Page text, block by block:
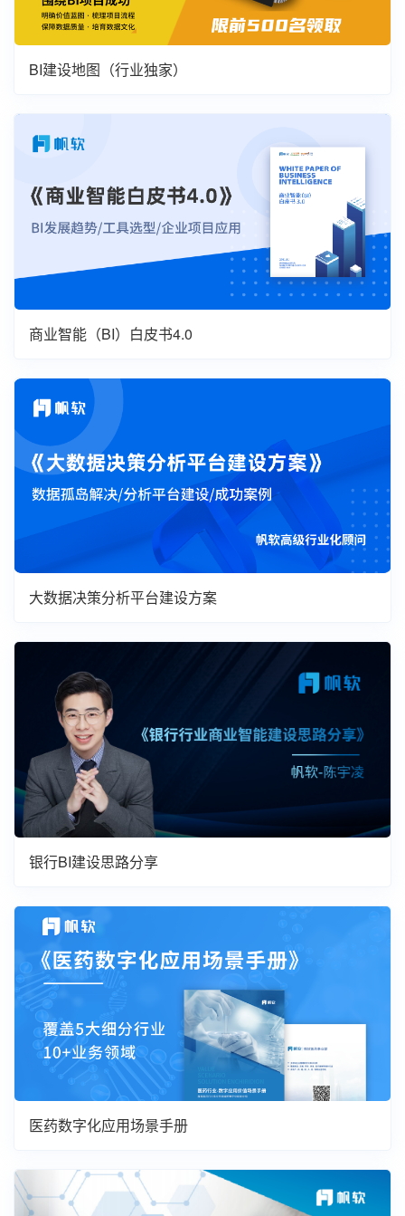
BI建设地图（行业独家）
商业智能（BI）白皮书4.0
大数据决策分析平台建设方案
银行BI建设思路分享
医药数字化应用场景手册